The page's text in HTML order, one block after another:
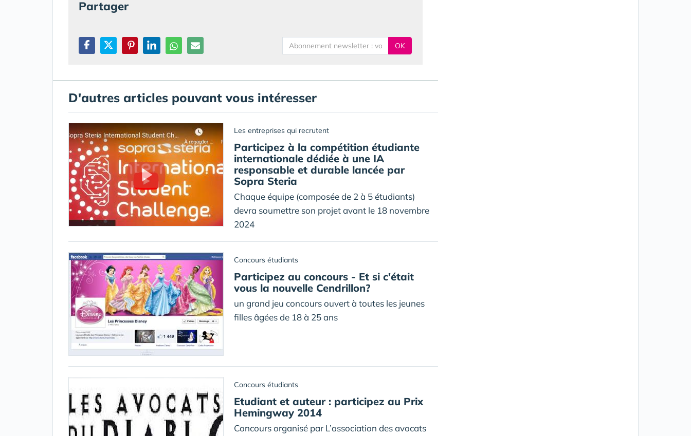
Partager
OK
D'autres articles pouvant vous intéresser
Les entreprises qui recrutent
Participez à la compétition étudiante
internationale dédiée à une IA
responsable et durable lancée par
Sopra Steria
Chaque équipe (composée de 2 à 5 étudiants)
devra soumettre son projet avant le 18 novembre
2024
Concours étudiants
Participez au concours - Et si c'était
vous la nouvelle Cendrillon?
un grand jeu concours ouvert à toutes les jeunes
filles âgées de 18 à 25 ans
Concours étudiants
Etudiant et auteur : participez au Prix
Hemingway 2014
Concours organisé par L’association des avocats